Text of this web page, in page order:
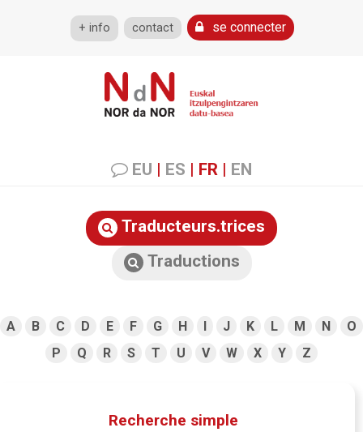
+ info contact se connecter
EU | ES | FR | EN
Traducteurs.trices
Traductions
A B C D E F G H I J K L M N
O
P
Q R S T U V W X Y Z
Recherche simple